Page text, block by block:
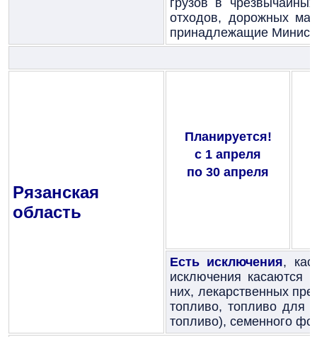
грузов в
отходов, дорожных
принадлежащие
Рязанская
область
Планируется!
с 1 апреля
по 30 апреля
Есть исключения,
исключения касаются
них, лекарственных
топливо, топливо для
топливо), семенного